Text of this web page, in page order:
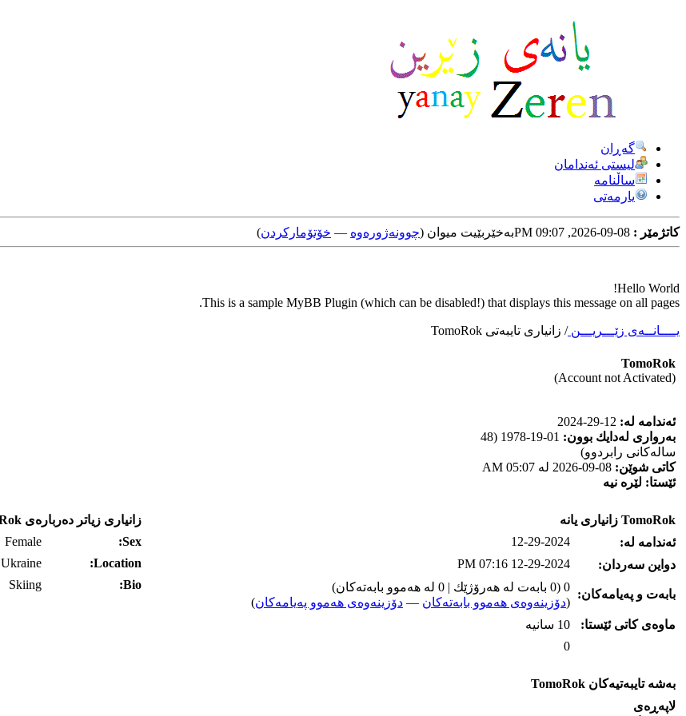
گه‌ڕان
لیستی ئه‌ندامان
ساڵنامه
یارمه‌تی
کاتژمێر : به‌خێربێیت میوان (چوونه‌ژوره‌وه‌ — خۆتۆمارکردن)
Hello World!
This is a sample MyBB Plugin (which can be disabled!) that displays this message on all pages.
یــــانــه‌ی زێـــریـــن/ زانیاری تایبه‌تی TomoRok
TomoRok
(Account not Activated)
ئه‌ندامه‌ له‌:
به‌رواری له‌دایك بوون:
01-19-1978 (48
ساله‌كانی رابردوو)
كاتی شوێن:
ئێستا: لێره‌ نیه‌
TomoRok زانیاری یانه‌
ئه‌ندامه‌ له‌:
12-29-2024
دواین سه‌ردان:
12-29-2024 07:16 PM
بابه‌ت و په‌یامه‌کان:
0 (0 بابه‌ت له‌ هه‌رۆژێك | 0 له‌ هه‌موو بابه‌ته‌كان)
(دۆزینه‌وه‌ی هه‌موو بابه‌ته‌کان — دۆزینه‌وه‌ی هه‌موو په‌یامه‌کان)
ماوه‌ی كاتی ئێستا:
10 سانیه‌
0
به‌شه‌ تایبه‌تیه‌کان TomoRok
لاپه‌ڕه‌ی
زانیاری زیاتر ده‌رباره‌ی TomoRok
Sex:
Female
Location:
Ukraine
Bio:
Skiing